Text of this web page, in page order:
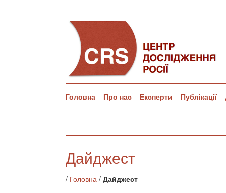
Головна Про нас Експерти Публікації
Дайджест
/ Головна / Дайджест